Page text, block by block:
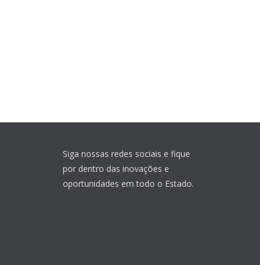
Siga nossas redes sociais e fique
por dentro das inovações e
oportunidades em todo o Estado.